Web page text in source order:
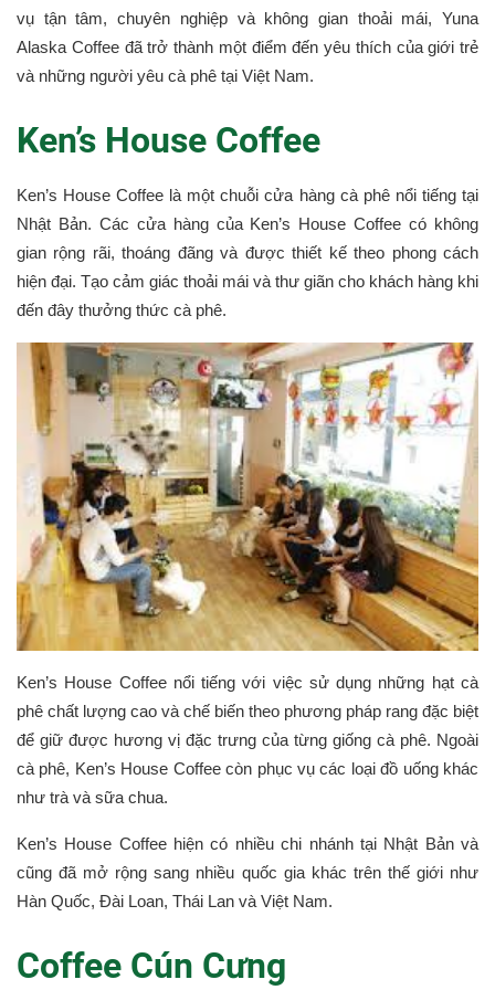
vụ tận tâm, chuyên nghiệp và không gian thoải mái, Yuna
Alaska Coffee đã trở thành một điểm đến yêu thích của giới trẻ
và những người yêu cà phê tại Việt Nam.
Ken’s House Coffee
Ken’s House Coffee là một chuỗi cửa hàng cà phê nổi tiếng tại
Nhật Bản. Các cửa hàng của Ken’s House Coffee có không
gian rộng rãi, thoáng đãng và được thiết kế theo phong cách
hiện đại. Tạo cảm giác thoải mái và thư giãn cho khách hàng khi
đến đây thưởng thức cà phê.
Ken’s House Coffee nổi tiếng với việc sử dụng những hạt cà
phê chất lượng cao và chế biến theo phương pháp rang đặc biệt
để giữ được hương vị đặc trưng của từng giống cà phê. Ngoài
cà phê, Ken’s House Coffee còn phục vụ các loại đồ uống khác
như trà và sữa chua.
Ken’s House Coffee hiện có nhiều chi nhánh tại Nhật Bản và
cũng đã mở rộng sang nhiều quốc gia khác trên thế giới như
Hàn Quốc, Đài Loan, Thái Lan và Việt Nam.
Coffee Cún Cưng